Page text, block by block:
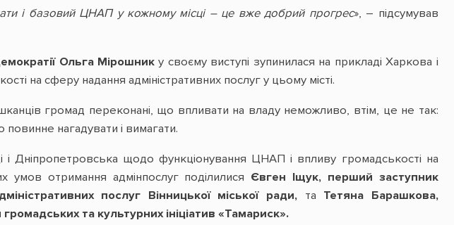
і базовий ЦНАП у кожному місці – це вже добрий прогрес», – підсумував
Ольга Мірошнику своєму виступі зупинилася на прикладі Харкова і
на сферу надання адміністративних послуг у цьому місті.
громад переконані, що впливати на владу неможливо, втім, це не так:
нагадувати і вимагати.
і Дніпропетровська щодо функціонування ЦНАП і впливу громадськості на
умов отримання адмінпослуг поділилися Євген Іщук, перший заступник
послуг Вінницької міської ради,та Тетяна Барашкова,
та культурних ініціатив «Тамариск».